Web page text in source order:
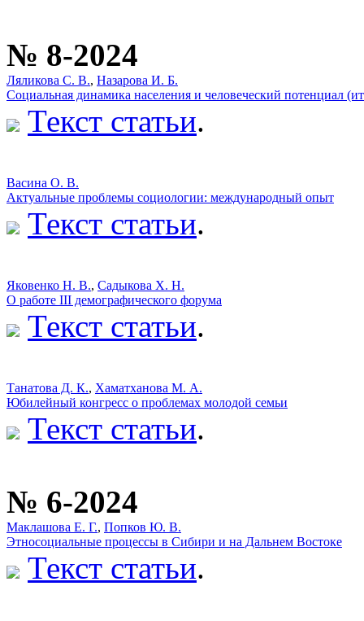
№ 8-2024
Ляликова С. В., Назарова И. Б.
Социальная динамика населения и человеческий потенциал
Текст статьи.
Васина О. В.
Актуальные проблемы социологии: международный опыт
Текст статьи.
Яковенко Н. В., Садыкова Х. Н.
О работе III демографического форума
Текст статьи.
Танатова Д. К., Хаматханова М. А.
Юбилейный конгресс о проблемах молодой семьи
Текст статьи.
№ 6-2024
Маклашова Е. Г., Попков Ю. В.
Этносоциальные процессы в Сибири и на Дальнем Востоке
Текст статьи.